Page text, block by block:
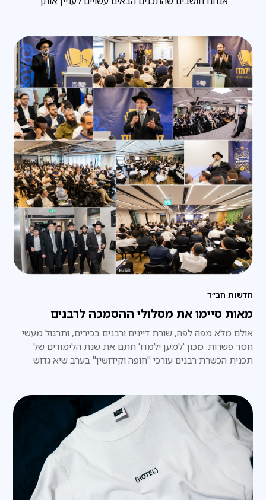
חדשות חב״ד
מאות סיימו את מסלולי ההסמכה לרבנים
אולם מלא מפה לפה, שורת דיינים ורבנים בכירים, ותרגול מעשי
חסר פשרות: מכון 'למען ילמדו' חתם את שנת הלימודים של
תכנית הכשרת רבנים עורכי "חופה וקידושין" בערב שיא גדוש
וידע פרקטי – זהו הגשמת החזון שלנו"